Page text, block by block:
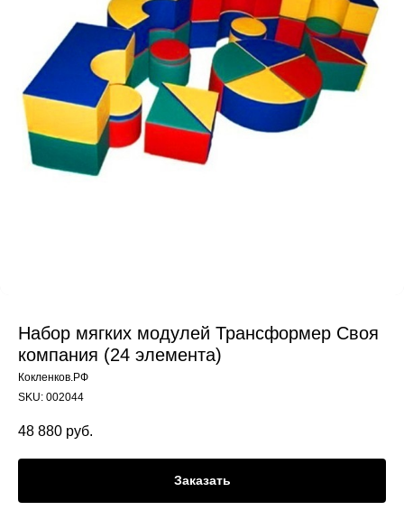
Набор мягких модулей Трансформер Своя
компания (24 элемента)
Кокленков.РФ
SKU: 002044
48 880 руб.
Заказать